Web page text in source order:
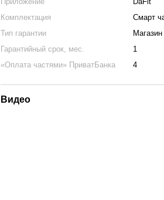
Комплектация
Смарт
Тип гарантии
Магазин
Гарантийный срок, мес.
1
«Оплата частями» ПриватБанка
4
Видео